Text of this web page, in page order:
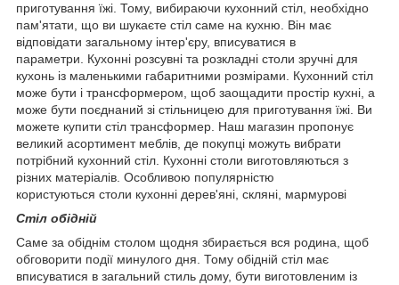
приготування їжі. Тому, вибираючи кухонний стіл, необхідно
пам'ятати, що ви шукаєте стіл саме на кухню. Він має
відповідати загальному інтер'єру, вписуватися в
параметри. Кухонні розсувні та розкладні столи зручні для
кухонь із маленькими габаритними розмірами. Кухонний стіл
може бути і трансформером, щоб заощадити простір кухні, а
може бути поєднаний зі стільницею для приготування їжі. Ви
можете купити стіл трансформер. Наш магазин пропонує
великий асортимент меблів, де покупці можуть вибрати
потрібний кухонний стіл. Кухонні столи виготовляються з
різних матеріалів. Особливою популярністю
користуються столи кухонні дерев'яні, скляні, мармурові
Стіл обідній
Саме за обіднім столом щодня збирається вся родина, щоб
обговорити події минулого дня. Тому обідній стіл має
вписуватися в загальний стиль дому, бути виготовленим із